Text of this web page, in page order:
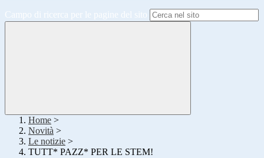
Campo di ricerca per le pagine del sito
Home >
Novità >
Le notizie >
TUTT* PAZZ* PER LE STEM!